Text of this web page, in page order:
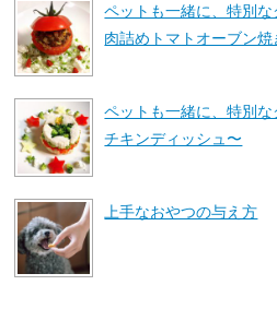
ペットも一緒に、特別
肉詰めトマトオーブン焼
ペットも一緒に、特別
チキンディッシュ〜
上手なおやつの与え方